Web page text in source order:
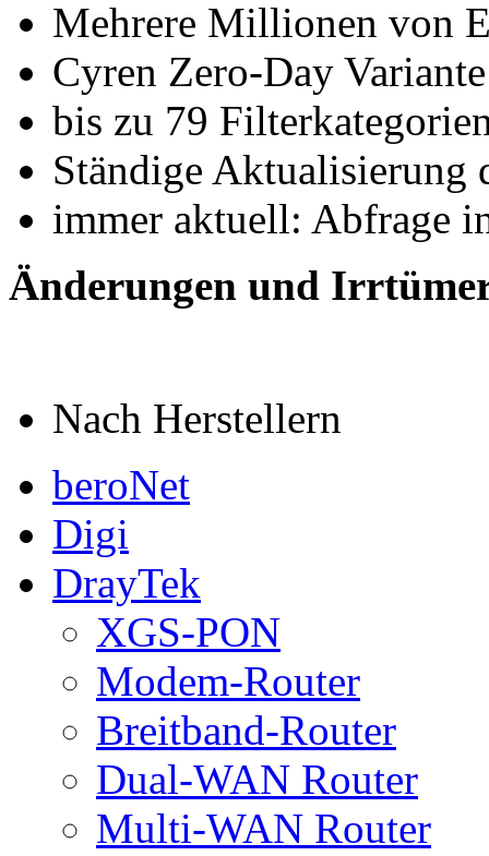
Mehrere Millionen von
Cyren Zero-Day Variante
bis zu 79
Ständige Aktualisierung
immer aktuell: Abfrage
Änderungen und
Nach Herstellern
beroNet
Digi
DrayTek
XGS-PON
Modem-Router
Breitband-Router
Dual-WAN Router
Multi-WAN Router